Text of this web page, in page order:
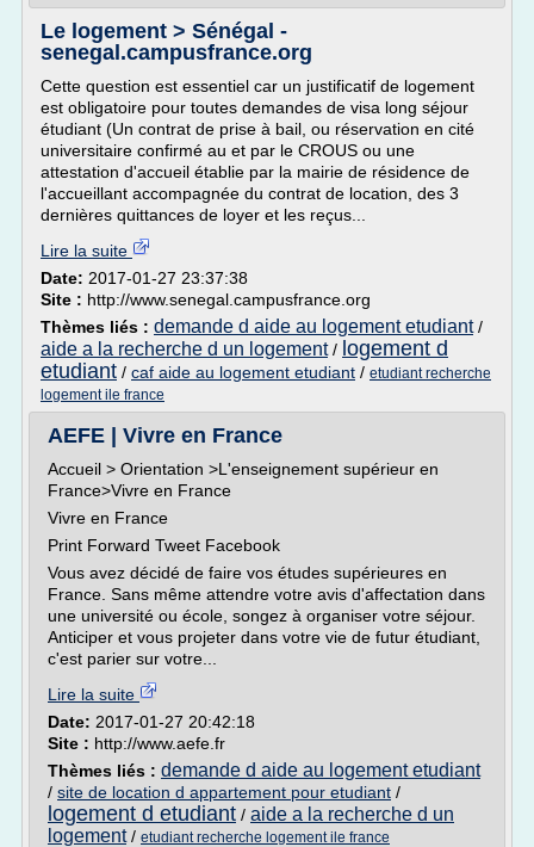
Le logement > Sénégal -
senegal.campusfrance.org
Cette question est essentiel car un justificatif de logement
est obligatoire pour toutes demandes de visa long séjour
étudiant (Un contrat de prise à bail, ou réservation en cité
universitaire confirmé au et par le CROUS ou une
attestation d'accueil établie par la mairie de résidence de
l'accueillant accompagnée du contrat de location, des 3
dernières quittances de loyer et les reçus...
Lire la suite
Date: 2017-01-27 23:37:38
Site : http://www.senegal.campusfrance.org
Thèmes liés : demande d aide au logement etudiant/
aide a la recherche d un logement/ logement d
etudiant / caf aide au logement etudiant / etudiant recherche
logement ile france
AEFE | Vivre en France
Accueil > Orientation >L'enseignement supérieur en
France>Vivre en France
Vivre en France
Print Forward Tweet Facebook
Vous avez décidé de faire vos études supérieures en
France. Sans même attendre votre avis d'affectation dans
une université ou école, songez à organiser votre séjour.
Anticiper et vous projeter dans votre vie de futur étudiant,
c'est parier sur votre...
Lire la suite
Date: 2017-01-27 20:42:18
Site : http://www.aefe.fr
Thèmes liés : demande d aide au logement etudiant
/ site de location d appartement pour etudiant /
logement d etudiant / aide a la recherche d un
logement/ etudiant recherche logement ile france